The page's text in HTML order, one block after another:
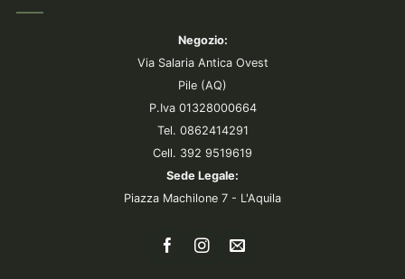
Negozio:
Via Salaria Antica Ovest
Pile (AQ)
P.Iva 01328000664
Tel. 0862414291
Cell. 392 9519619
Sede Legale:
Piazza Machilone 7 - L'Aquila